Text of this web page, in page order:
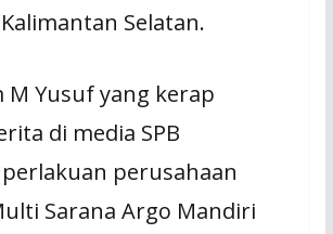
Selatan.
Yusuf yang kerap
di media SPB
perusahaan
Sarana Argo Mandiri